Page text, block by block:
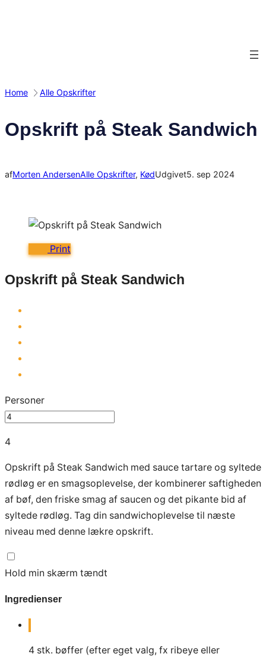
Home Alle Opskrifter
Opskrift på Steak Sandwich
afMorten AndersenAlle Opskrifter, KødUdgivet5. sep 2024
Print
Opskrift på Steak Sandwich
Personer
4
Opskrift på Steak Sandwich med sauce tartare og syltede
rødløg er en smagsoplevelse, der kombinerer saftigheden
af bøf, den friske smag af saucen og det pikante bid af
syltede rødløg. Tag din sandwichoplevelse til næste
niveau med denne lækre opskrift.
Hold min skærm tændt
Ingredienser
4 stk. bøffer (efter eget valg, fx ribeye eller